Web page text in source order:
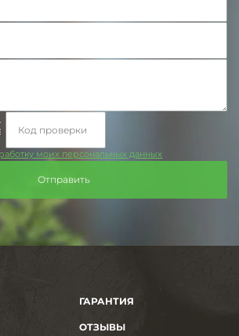
моих персональных данных
ГАРАНТИЯ
ОТЗЫВЫ